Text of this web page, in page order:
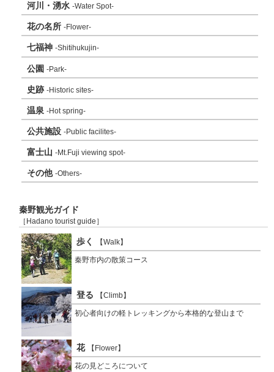
河川・湧水 -Water Spot-
花の名所 -Flower-
七福神 -Shitihukujin-
公園 -Park-
史跡 -Historic sites-
温泉 -Hot spring-
公共施設 -Public facilites-
富士山 -Mt.Fuji viewing spot-
その他 -Others-
秦野観光ガイド
［Hadano tourist guide］
歩く 【Walk】
秦野市内の散策コース
登る 【Climb】
初心者向けの軽トレッキングから本格的な登山まで
花 【Flower】
花の見どころについて